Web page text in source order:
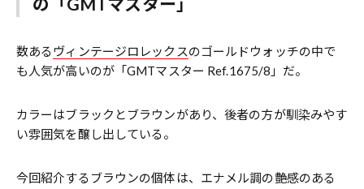
数あるヴィンテージロレックスのゴールドウォッチの中で
も人気が高いのが「GMTマスター Ref.1675/8」だ。
カラーはブラックとブラウンがあり、後者の方が馴染みやす
い雰囲気を醸し出している。
今回紹介するブラウンの個体は、エナメル調の艶感のある